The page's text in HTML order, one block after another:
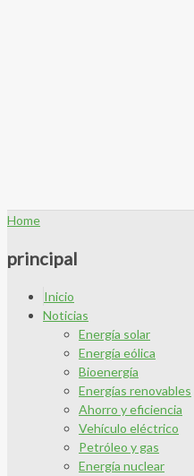
Home
principal
Inicio
Noticias
Energía solar
Energía eólica
Bioenergía
Energías renovables
Ahorro y eficiencia
Vehículo eléctrico
Petróleo y gas
Energía nuclear